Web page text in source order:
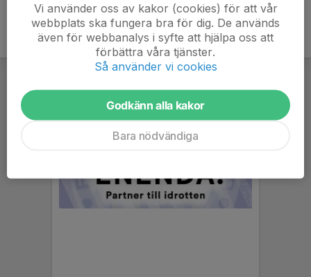
Vi använder oss av kakor (cookies) för att vår
webbplats ska fungera bra för dig. De används
även för webbanalys i syfte att hjälpa oss att
förbättra våra tjänster.
Så använder vi cookies
Godkänn alla kakor
Bara nödvändiga